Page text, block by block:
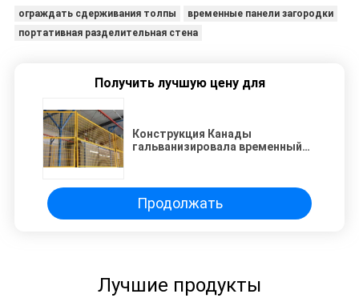
ограждать сдерживания толпы
временные панели загородки
портативная разделительная стена
Получить лучшую цену для
Конструкция Канады
гальванизировала временный
Продолжать
Лучшие продукты